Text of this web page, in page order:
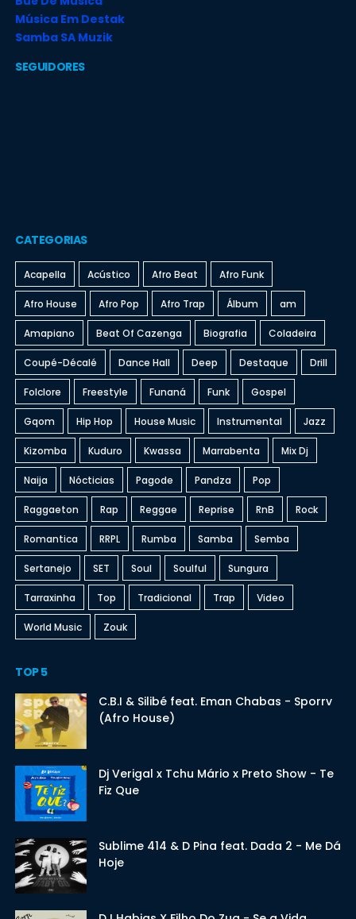
Música Em Destak
Samba SA Muzik
SEGUIDORES
CATEGORIAS
Acapella Acústico Afro Beat Afro Funk
Afro House Afro Pop Afro Trap Álbum am
Amapiano Beat Of Cazenga Biografia Coladeira
Coupé-Décalé Dance Hall Deep Destaque Drill
Folclore Freestyle Funaná Funk Gospel
Gqom Hip Hop House Music Instrumental Jazz
Kizomba Kuduro Kwassa Marrabenta Mix Dj
Naija Nócticias Pagode Pandza Pop
Raggaeton Rap Reggae Reprise RnB Rock
Romantica RRPL Rumba Samba Semba
Sertanejo SET Soul Soulful Sungura
Tarraxinha Top Tradicional Trap Video
World Music Zouk
TOP 5
C.B.I & Silibé feat. Eman Chabas - Sporrv
(Afro House)
Dj Verigal x Tchu Mário x Preto Show - Te
Fiz Que
Sublime 414 & D Pina feat. Dada 2 - Me Dá
Hoje